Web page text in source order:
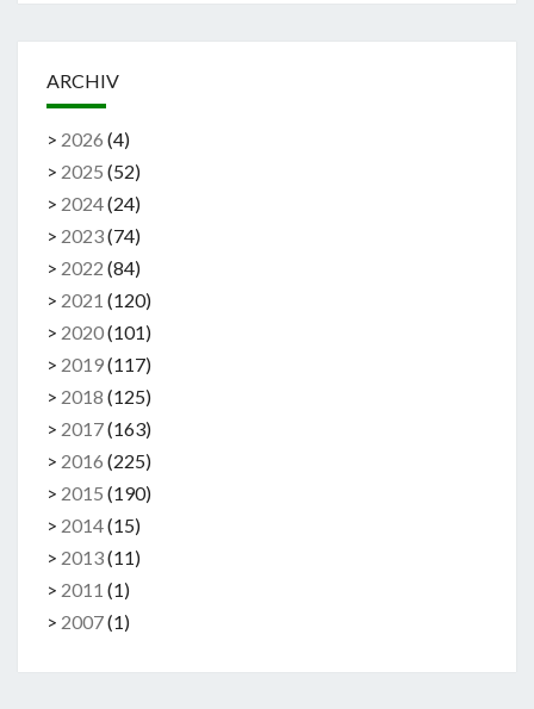
ARCHIV
> 2026 (4)
> 2025 (52)
> 2024(24)
> 2023(74)
> 2022 (84)
> 2021 (120)
> 2020(101)
> 2019(117)
> 2018 (125)
> 2017(163)
> 2016 (225)
> 2015 (190)
> 2014(15)
> 2013(11)
> 2011 (1)
> 2007(1)